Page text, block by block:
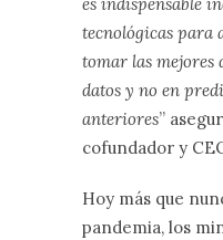
tecnológicas para
tomar las mejores
datos y no en
anteriores”
cofundador y
Hoy más que
pandemia, los